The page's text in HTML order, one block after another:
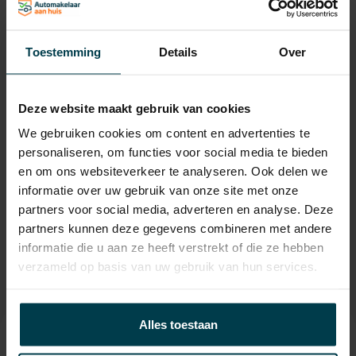
Toestemming Details Over
Deze website maakt gebruik van cookies
We gebruiken cookies om content en advertenties te
personaliseren, om functies voor social media te bieden
en om ons websiteverkeer te analyseren. Ook delen we
informatie over uw gebruik van onze site met onze
partners voor social media, adverteren en analyse. Deze
partners kunnen deze gegevens combineren met andere
informatie die u aan ze heeft verstrekt of die ze hebben
verzameld op basis van uw gebruik van hun services.
Alles toestaan
APK
tot 31-05-2028
Onderhoudsboekje
aanwezig?
Bijtelling
22 %
Energielabel
Gemiddeld verbruik
6.5 L/100KM
Wegenbelasting min
€ 253 /kwartaal
Contact informatie